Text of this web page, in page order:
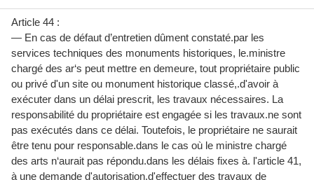
Article 44 :
— En cas de défaut d’entretien dûment constaté.par les
services techniques des monuments historiques, le.ministre
chargé des ar‘s peut mettre en demeure, tout propriétaire public
ou privé d'un site ou monument historique classé,.d'avoir à
exécuter dans un délai prescrit, les travaux nécessaires. La
responsabilité du propriétaire est engagée si les travaux.ne sont
pas exécutés dans ce délai. Toutefois, le propriétaire ne saurait
être tenu pour responsable.dans le cas où le ministre chargé
des arts n‘aurait pas répondu.dans les délais fixes à. l'article 41,
à une demande d'autorisation.d'effectuer des travaux de